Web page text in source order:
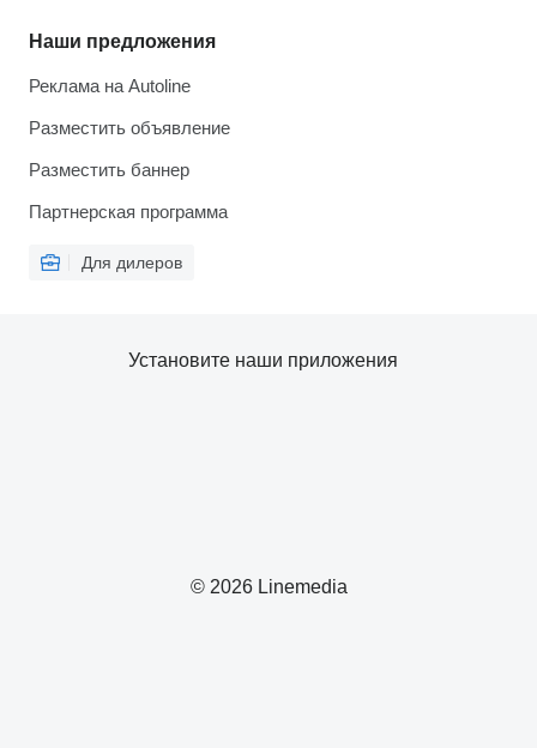
Наши предложения
Реклама на Autoline
Разместить объявление
Разместить баннер
Партнерская программа
Для дилеров
© 2026 Linemedia
Установите наши приложения